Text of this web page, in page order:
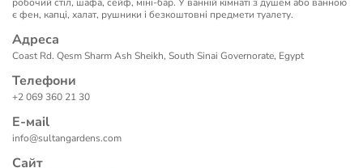
є фен, капці, халат, рушники і безкоштовні предмети туалету.
Адреса
Coast Rd. Qesm Sharm Ash Sheikh, South Sinai Governorate, Egypt
Телефони
+2 069 360 21 30
Е-маil
info@sultangardens.com
Сайт